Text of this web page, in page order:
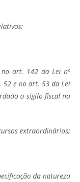
art. 142 da Lei nº
52 e no art. 53 da Lei
o sigilo fiscal na
extraordinários;
da natureza